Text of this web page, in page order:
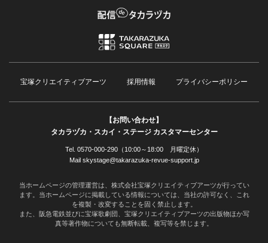
宝塚クリエイティブアーツ 採用情報 プライバシーポリシー
【お問い合わせ】
タカラヅカ・スカイ・ステージ カスタマーセンター
Tel. 0570-000-290（10:00～18:00 月曜定休）
Mail skystage@takarazuka-revue-support.jp
当ホームページの管理運営は、株式会社宝塚クリエイティブアーツが行ってい
ます。当ホームページに掲載している情報については、当社の許可なく、これ
を複製・改変することを固く禁止します。
また、阪急電鉄並びに宝塚歌劇団、宝塚クリエイティブアーツの出版物ほか写
真等著作物についても無断転載、複写等を禁じます。